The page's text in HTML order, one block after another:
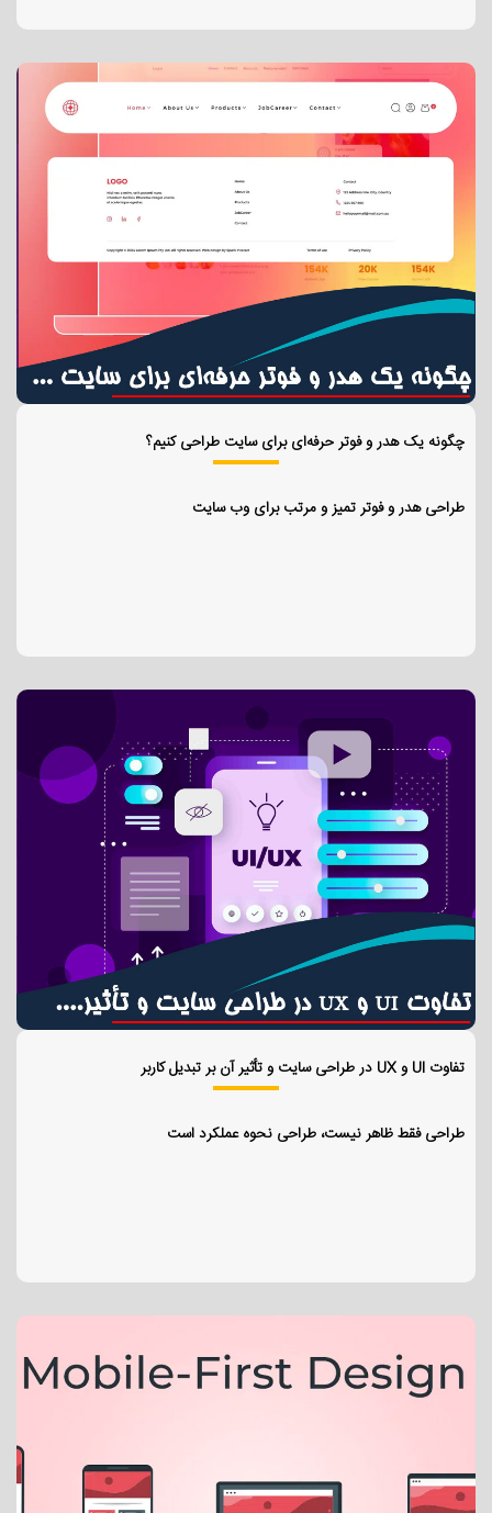
چگونه یک هدر و فوتر حرفه‌ای برای سایت طراحی کنیم؟
طراحی هدر و فوتر تمیز و مرتب برای وب سایت
تفاوت UI و UX در طراحی سایت و تأثیر آن بر تبدیل کاربر
طراحی فقط ظاهر نیست، طراحی نحوه عملکرد است